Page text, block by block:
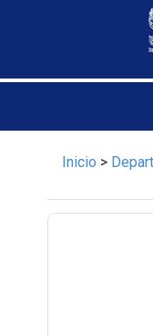
Pasar al contenido
Inicio >